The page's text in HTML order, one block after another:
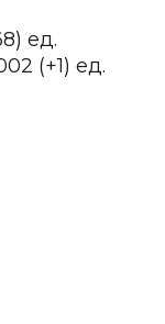
ед.
(+1) ед.